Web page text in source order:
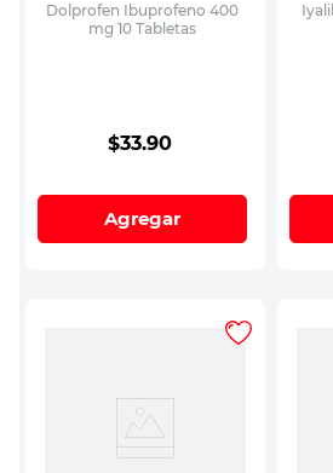
Dolprofen Ibuprofeno 400
mg 10 Tabletas
$33.90
Agregar